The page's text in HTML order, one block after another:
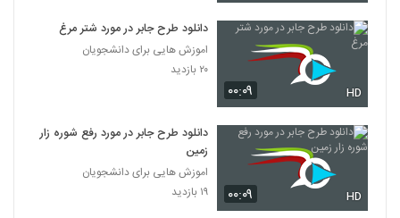
۰۰:۰۹ HD
دانلود طرح جابر در مورد شتر مرغ
اموزش هایی برای دانشجویان
۲۰ بازدید
۰۰:۰۹ HD
دانلود طرح جابر در مورد رفع شوره زار
زمین
اموزش هایی برای دانشجویان
۱۹ بازدید